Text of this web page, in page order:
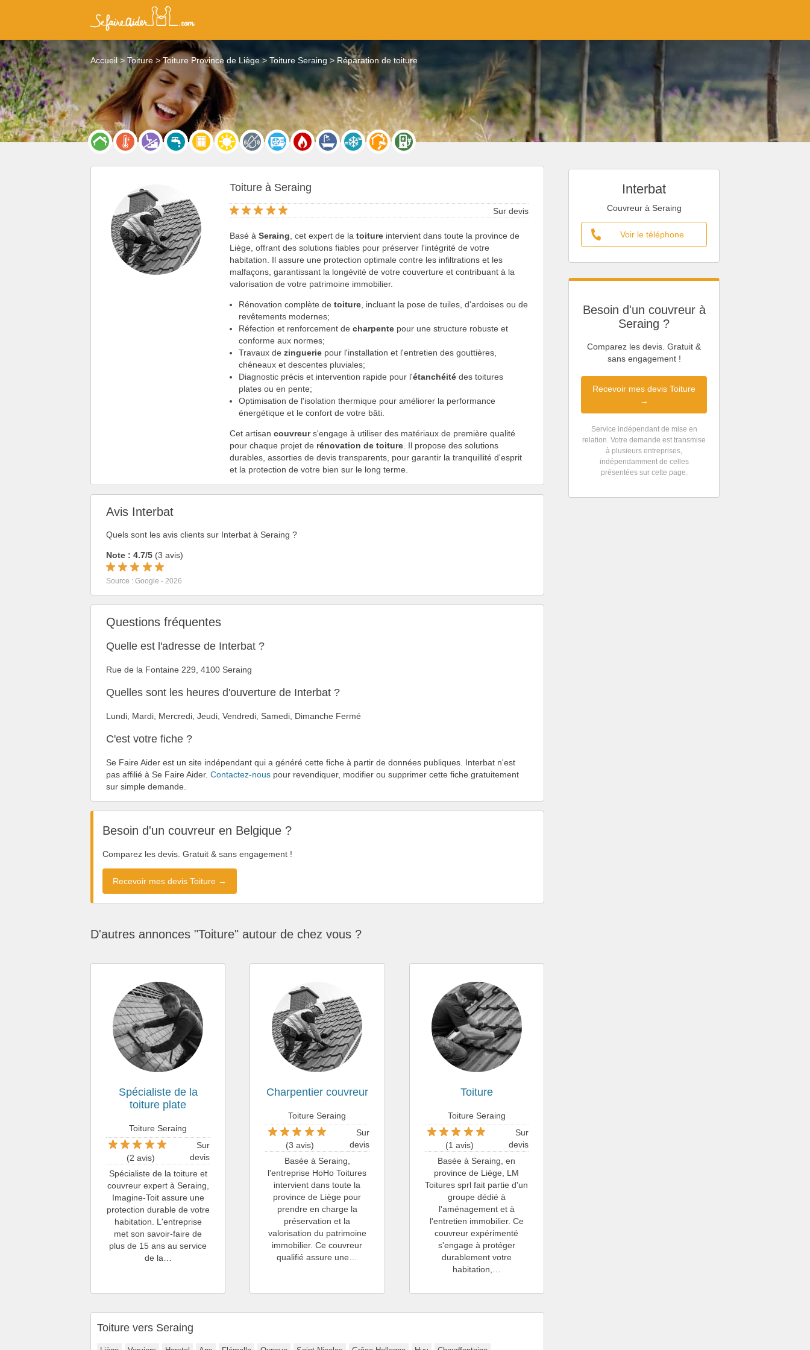
Accueil Toiture Toiture Province de Liège Toiture Seraing Réparation de toiture
Interbat
Couvreur à Seraing
Voir le téléphone
Besoin d'un couvreur à
Seraing ?
Comparez les devis. Gratuit &
sans engagement !
Recevoir mes devis Toiture
→
Service indépendant de mise en
relation. Votre demande est transmise
à plusieurs entreprises,
indépendamment de celles
présentées sur cette page.
Toiture à Seraing
Sur devis
Basé àSeraing , cet expert de latoiture intervient dans toute la province de
Liège, offrant des solutions fiables pour préserver l'intégrité de votre
habitation. Il assure une protection optimale contre les infiltrations et les
malfaçons, garantissant la longévité de votre couverture et contribuant à la
valorisation de votre patrimoine immobilier.
Rénovation complète detoiture , incluant la pose de tuiles, d'ardoises ou de
revêtements modernes;
Réfection et renforcement decharpente pour une structure robuste et
conforme aux normes;
Travaux dezinguerie pour l'installation et l'entretien des gouttières,
chéneaux et descentes pluviales;
Diagnostic précis et intervention rapide pour l'étanchéité des toitures
plates ou en pente;
Optimisation de l'isolation thermique pour améliorer la performance
énergétique et le confort de votre bâti.
Cet artisancouvreurs'engage à utiliser des matériaux de première qualité
pour chaque projet de rénovation de toiture . Il propose des solutions
durables, assorties de devis transparents, pour garantir la tranquillité d'esprit
et la protection de votre bien sur le long terme.
Avis Interbat
Quels sont les avis clients sur Interbat à Seraing ?
Note : 4.7/5 (3 avis)
Source : Google - 2026
Questions fréquentes
Quelle est l'adresse de Interbat ?
Rue de la Fontaine 229, 4100 Seraing
Quelles sont les heures d'ouverture de Interbat ?
Lundi, Mardi, Mercredi, Jeudi, Vendredi, Samedi, Dimanche Fermé
C'est votre fiche ?
Se Faire Aider est un site indépendant qui a généré cette fiche à partir de données publiques. Interbat n'est
pas affilié à Se Faire Aider. Contactez-nous pour revendiquer, modifier ou supprimer cette fiche gratuitement
sur simple demande.
Besoin d'un couvreur en Belgique ?
Comparez les devis. Gratuit & sans engagement !
Recevoir mes devis Toiture →
D'autres annonces "Toiture" autour de chez vous ?
Spécialiste de la
toiture plate
Toiture Seraing
(2 avis)
Sur
devis
Spécialiste de la toiture et
couvreur expert à Seraing,
Imagine-Toit assure une
protection durable de votre
habitation. L'entreprise
met son savoir-faire de
plus de 15 ans au service
de la…
Charpentier couvreur
Toiture Seraing
(3 avis)
Sur
devis
Basée à Seraing,
l'entreprise HoHo Toitures
intervient dans toute la
province de Liège pour
prendre en charge la
préservation et la
valorisation du patrimoine
immobilier. Ce couvreur
qualifié assure une…
Toiture
Toiture Seraing
(1 avis)
Sur
devis
Basée à Seraing, en
province de Liège, LM
Toitures sprl fait partie d'un
groupe dédié à
l'aménagement et à
l'entretien immobilier. Ce
couvreur expérimenté
s'engage à protéger
durablement votre
habitation,…
Toiture vers Seraing